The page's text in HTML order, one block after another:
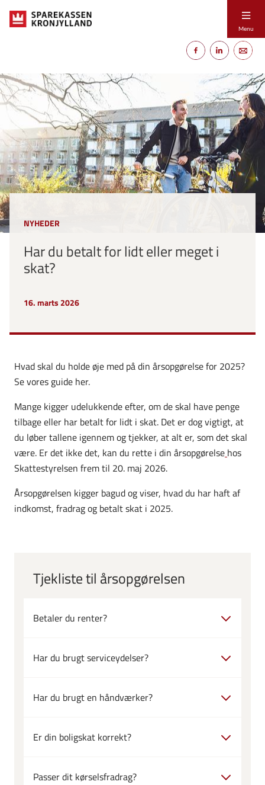
Menu
NYHEDER
Har du betalt for lidt eller meget i
skat?
16. marts 2026
Hvad skal du holde øje med på din årsopgørelse for 2025?
Se vores guide her.
Mange kigger udelukkende efter, om de skal have penge
tilbage eller har betalt for lidt i skat. Det er dog vigtigt, at
du løber tallene igennem og tjekker, at alt er, som det skal
være. Er det ikke det, kan du rette i din årsopgørelse hos
Skattestyrelsen frem til 20. maj 2026.
Årsopgørelsen kigger bagud og viser, hvad du har haft af
indkomst, fradrag og betalt skat i 2025.
Tjekliste til årsopgørelsen
Betaler du renter?
Har du brugt serviceydelser?
Har du brugt en håndværker?
Er din boligskat korrekt?
Passer dit kørselsfradrag?